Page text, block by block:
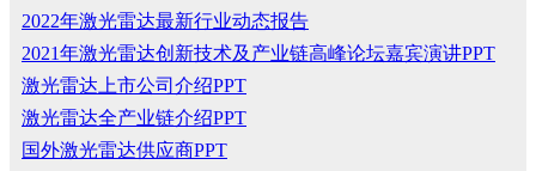
2022年激光雷达最新行业动态报告
2021年激光雷达创新技术及产业链高峰论坛嘉宾演讲PPT
激光雷达上市公司介绍PPT
激光雷达全产业链介绍PPT
国外激光雷达供应商PPT